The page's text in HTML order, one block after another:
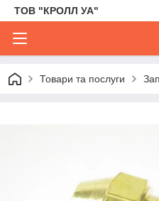
ТОВ "КРОЛЛ УА"
Товари та послуги